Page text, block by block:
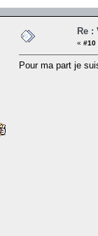
Re :
« #10
Pour ma part je